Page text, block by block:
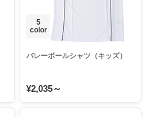
5
color
バレーボールシャツ（キッズ）
¥2,035～